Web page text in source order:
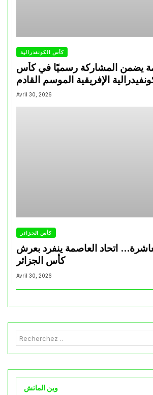
كأس الكونفدرالية
يضمن المشاركة رسميًا في كأس
Avril 30, 2026
كأس الجزائر
اتحاد العاصمة ينفرد بعرش
كأس الجزائر
Avril 30, 2026
وين الماتش